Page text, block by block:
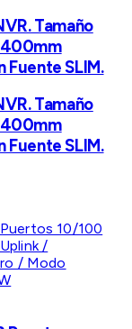
Tamaño
400mm
Fuente SLIM.
Tamaño
400mm
Fuente SLIM.